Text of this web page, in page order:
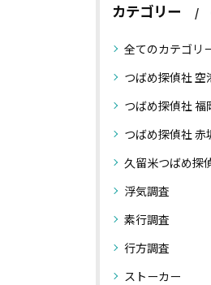
カテゴリー
全てのカテゴリ
つばめ探偵社 空
つばめ探偵社
つばめ探偵社
久留米つばめ探
浮気調査
素行調査
行方調査
ストーカー